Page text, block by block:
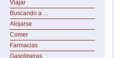
Viajar
Buscando a ...
Alojarse
Comer
Farmacias
Gasolineras